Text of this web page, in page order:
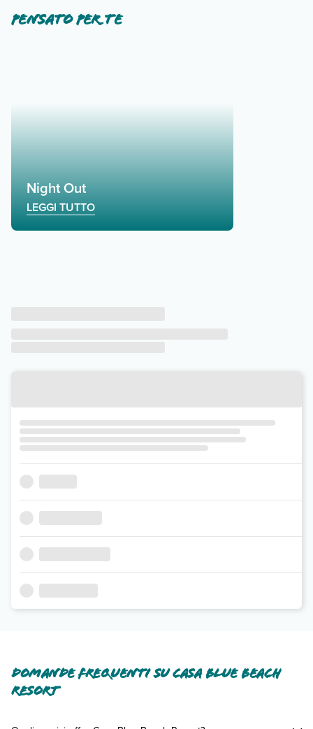
Pensato per te
Night Out
LEGGI TUTTO
Domande frequenti su Casa Blue Beach
Resort